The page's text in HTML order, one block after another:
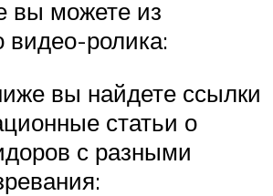
вы можете из
видео-ролика:
вы найдете ссылки
статьи о
с разными